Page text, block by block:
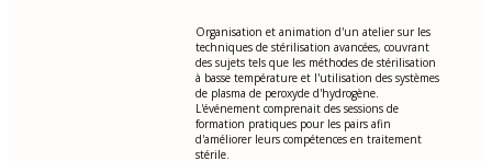
Organisation et animation d'un atelier sur les
techniques de stérilisation avancées, couvrant
des sujets tels que les méthodes de stérilisation
à basse température et l'utilisation des systèmes
de plasma de peroxyde d'hydrogène.
L'événement comprenait des sessions de
formation pratiques pour les pairs afin
d'améliorer leurs compétences en traitement
stérile.